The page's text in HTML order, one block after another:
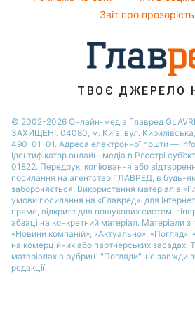
Новини Тернополя
Новини Житомира
Звіт про
ТВОЄ ДЖЕРЕЛО
© 2002-2026 Онлайн-медіа Главред
ЗАХИЩЕНІ. 04080, м. Київ, вул.
490-01-01. Адреса електронної пошти —
Ідентифікатор онлайн-медіа в Реєстрі
01822. Передрук, копіювання або
посилання на агентство ГЛАВРЕД, в будь-
забороняється. Використання матеріалів
умови посилання на «Главред». для
пряме, відкрите для пошукових систем,
абзаці на конкретний матеріал. Матеріали
«Новини компаній», «Актуально», «Погляд»,
на комерційних або партнерських засадах.
матеріалах в рубриці "Погляди", не завжди
редакції.